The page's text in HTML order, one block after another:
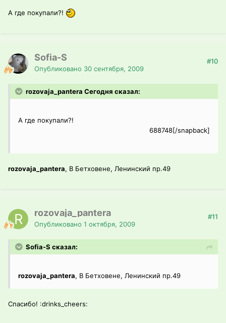
А где покупали?!
Sofia-S
Опубликовано 30 сентября, 2009
#10
rozovaja_pantera Сегодня сказал:
А где покупали?!
688748[/snapback]
rozovaja_pantera, В Бетховене, Ленинский пр.49
rozovaja_pantera
Опубликовано 1 октября, 2009
#11
Sofia-S сказал:
rozovaja_pantera, В Бетховене, Ленинский пр.49
Спасибо! :drinks_cheers: